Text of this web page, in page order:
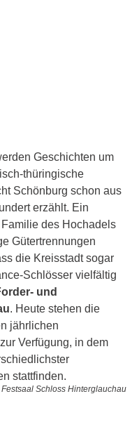
Geschichten um
thüringische
Schönburg schon aus
erzählt. Ein
des Hochadels
Gütertrennungen
die Kreisstadt sogar
Schlösser vielfältig
und
. Heute stehen die
jährlichen
Verfügung, in dem
stattfinden.
Festsaal Schloss Hinterglauchau